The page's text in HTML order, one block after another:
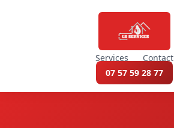
Services
Contact
07 57 59 28 77